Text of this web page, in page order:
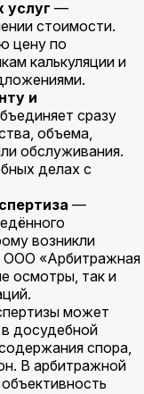
услуг —
стоимости.
цену по
калькуляции и
и
сразу
объема,
обслуживания.
делах с
—
возникли
ООО «Арбитражная
осмотры, так и
может
досудебной
спора,
В арбитражной